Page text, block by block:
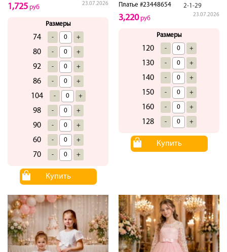
23.07.2026
1,725 руб
Размеры
74 - +
80 - +
92 - +
86 - +
104 - +
98 - +
90 - +
60 - +
70 - +
Купить
Платье #23448654 2-1-29
23.07.2026
3,220руб
Размеры
120 - +
130 - +
140 - +
150 - +
160 - +
128 - +
Купить